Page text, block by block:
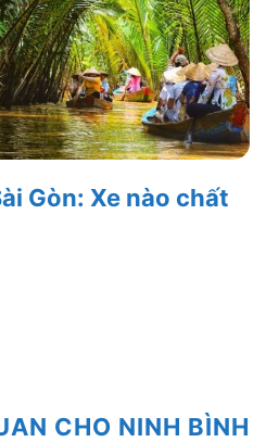
Gòn: Xe nào chất
CHO NINH BÌNH